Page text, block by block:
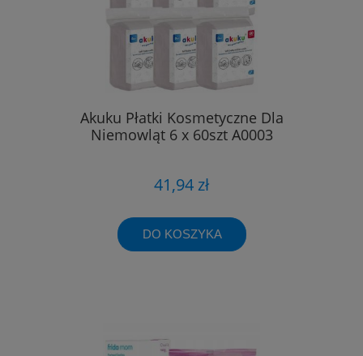
Akuku Płatki Kosmetyczne Dla
Niemowląt 6 x 60szt A0003
41,94 zł
DO KOSZYKA